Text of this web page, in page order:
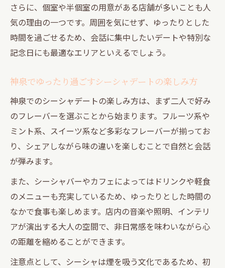
さらに、個室や半個室の用意がある店舗が多いことも人
気の理由の一つです。周囲を気にせず、ゆったりとした
時間を過ごせるため、会話に集中したいデートや特別な
記念日にも最適なエリアといえるでしょう。
神泉でゆったり過ごすシーシャデートの楽しみ方
神泉でのシーシャデートの楽しみ方は、まず二人で好み
のフレーバーを選ぶことから始まります。フルーツ系や
ミント系、スイーツ系など多彩なフレーバーが揃ってお
り、シェアしながら味の違いを楽しむことで自然と会話
が弾みます。
また、シーシャバーやカフェによってはドリンクや軽食
のメニューも充実しているため、ゆったりとした時間の
なかで食事も楽しめます。店内の音楽や照明、インテリ
アが演出する大人の空間で、非日常感を味わいながら心
の距離を縮めることができます。
注意点として、シーシャは煙を吸う文化であるため、初